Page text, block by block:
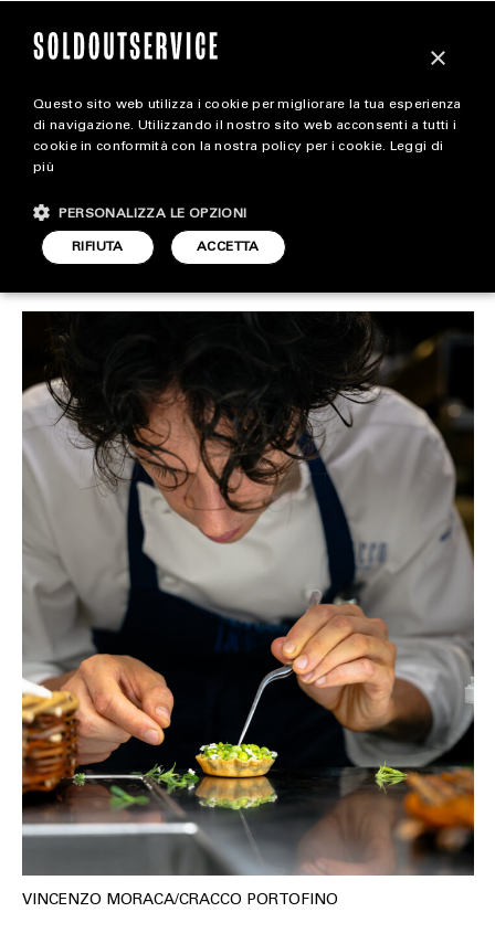
extra
ALL EXTRA
ART & DESIGN
CINEMA
HOUSE
LIFESTYLE
MOTORS
SOUND
TECH
TRAVEL
L’identità mediterranea di
Mattia Pecis
FOOD & BEVERAGE
30 LUGLIO 2025
VINCENZO MORACA/CRACCO PORTOFINO
×
Questo sito web utilizza i cookie per migliorare la tua esperienza
di navigazione. Utilizzando il nostro sito web acconsenti a tutti i
cookie in conformità con la nostra policy per i cookie. Leggi di
più
ACCETTA
RIFIUTA
PERSONALIZZA LE OPZIONI